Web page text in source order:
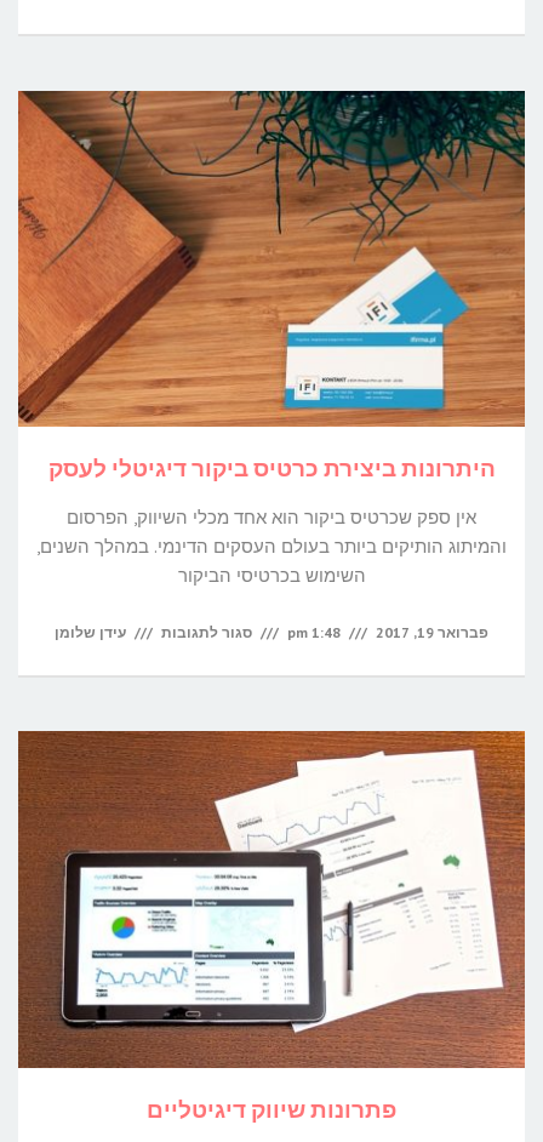
ישראליים
לשימוש
מסחרי
היתרונות ביצירת כרטיס ביקור דיגיטלי לעסק
אין ספק שכרטיס ביקור הוא אחד מכלי השיווק, הפרסום
והמיתוג הותיקים ביותר בעולם העסקים הדינמי. במהלך השנים,
השימוש בכרטיסי הביקור
פברואר 19, 2017 1:48 pm סגור לתגובות על
כרטיס
דיגיטלי
לעסק
עידן שלומן
פתרונות שיווק דיגיטליים